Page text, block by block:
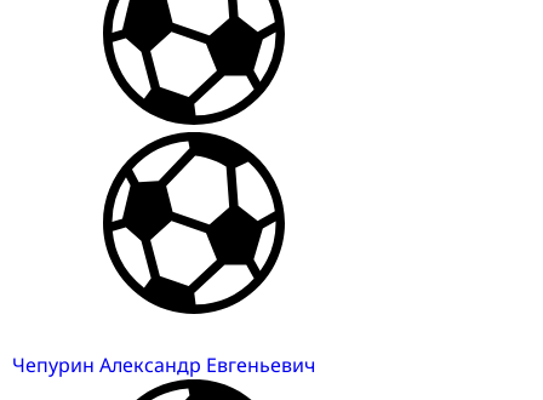
Чепурин Александр Евгеньевич